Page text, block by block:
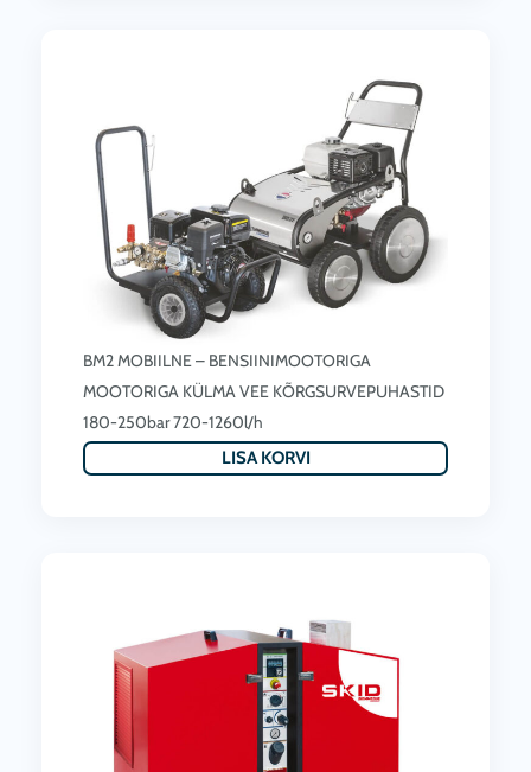
BM2 MOBIILNE – BENSIINIMOOTORIGA
MOOTORIGA KÜLMA VEE KÕRGSURVEPUHASTID
180-250bar 720-1260l/h
LISA KORVI